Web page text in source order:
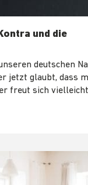
und die
deutschen
jetzt glaubt, dass
freut sich